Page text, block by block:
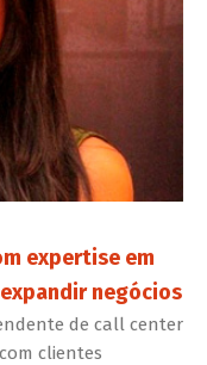
expertise em
negócios
de call center
clientes